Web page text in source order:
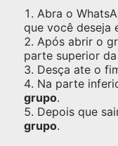
Abra o
que você deseja
Após abrir o
parte superior
Desça ate o
Na parte
grupo.
Depois que
grupo.